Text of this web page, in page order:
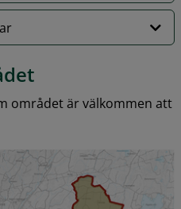
området är välkommen att